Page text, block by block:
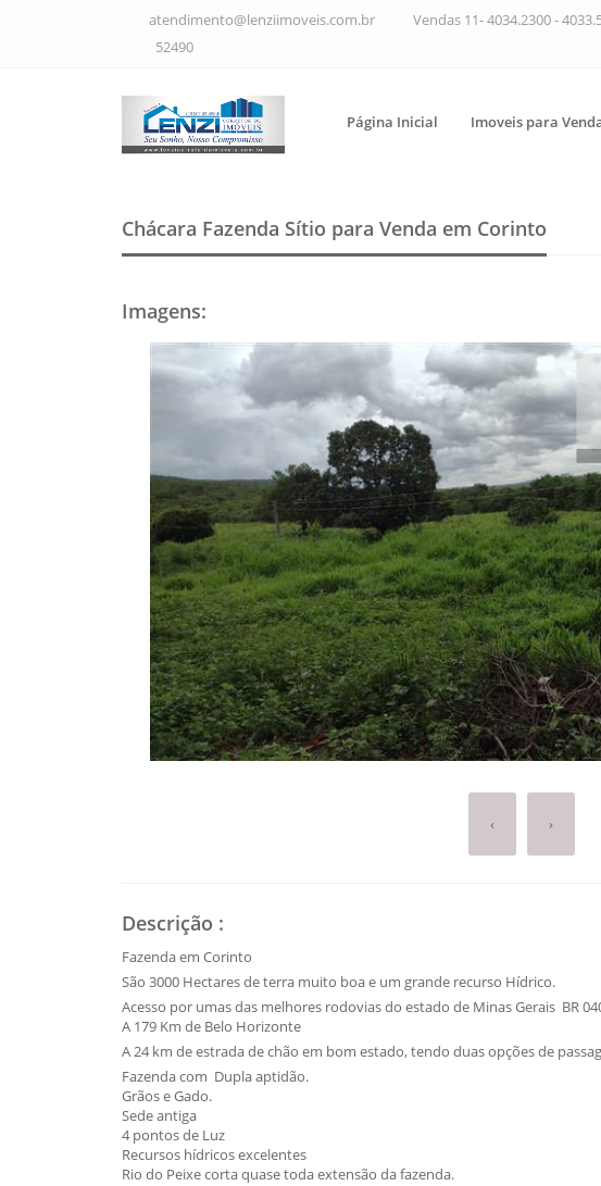
atendimento@lenziimoveis.com.br Vendas 11- 4034.2300 -
52490
Página Inicial Imoveis para
Chácara Fazenda Sítio para Venda em Corinto
Imagens:
‹ ›
Descrição :
Fazenda em Corinto
São 3000 Hectares de terra muito boa e um grande recurso Hídrico.
Acesso por umas das melhores rodovias do estado de Minas Gerais BR
A 179 Km de Belo Horizonte
A 24 km de estrada de chão em bom estado, tendo duas opções de
Fazenda com Dupla aptidão.
Grãos e Gado.
Sede antiga
4 pontos de Luz
Recursos hídricos excelentes
Rio do Peixe corta quase toda extensão da fazenda.